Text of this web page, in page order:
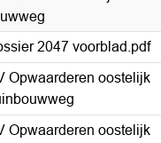
2047 voorblad.pdf
Opwaarderen oostelijk
Opwaarderen oostelijk